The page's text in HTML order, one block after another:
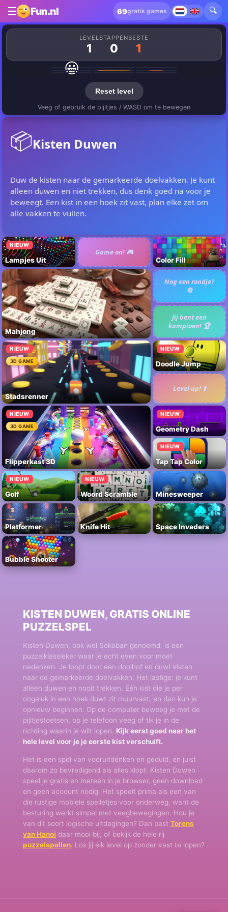
☰ Fun.nl 69gratis games 🔍
LEVEL
1
STAPPEN
0
BESTE
1
😀
Reset level
Veeg of gebruik de pijltjes / WASD om te bewegen
📦Kisten Duwen
Duw de kisten naar de gemarkeerde doelvakken. Je kunt
alleen duwen en niet trekken, dus denk goed na voor je
beweegt. Een kist in een hoek zit vast, plan elke zet om
alle vakken te vullen.
NIEUW
Lampjes Uit
Game on! 🎮
Mahjong
Color Fill
Nog een rondje?
🔄
NIEUW
Stadsrenner
3D GAME
Jij bent een
kampioen! 🏆
NIEUW
Doodle Jump
NIEUW
Flipperkast 3D
3D GAME
Level up! ⬆️
NIEUW
Geometry Dash
NIEUW
Tap Tap Color
NIEUW
Golf
NIEUW
Woord Scramble Minesweeper
Platformer Knife Hit Space Invaders
Bubble Shooter
KISTEN DUWEN, GRATIS ONLINE
PUZZELSPEL
Kisten Duwen, ook wel Sokoban genoemd, is een
puzzelklassieker waar je echt even voor moet
nadenken. Je loopt door een doolhof en duwt kisten
naar de gemarkeerde doelvakken. Het lastige: je kunt
alleen duwen en nooit trekken. Eén kist die je per
ongeluk in een hoek duwt zit muurvast, en dan kun je
opnieuw beginnen. Op de computer beweeg je met de
pijltjestoetsen, op je telefoon veeg of tik je in de
richting waarin je wilt lopen. Kijk eerst goed naar het
hele level voor je je eerste kist verschuift.
Het is een spel van vooruitdenken en geduld, en juist
daarom zo bevredigend als alles klopt. Kisten Duwen
speel je gratis en meteen in je browser, geen download
en geen account nodig. Het speelt prima als een van
die rustige mobiele spelletjes voor onderweg, want de
besturing werkt simpel met veegbewegingen. Hou je
van dit soort logische uitdagingen? Dan past Torens
van Hanoi daar mooi bij, of bekijk de hele rij
puzzelspellen. Los jij elk level op zonder vast te lopen?